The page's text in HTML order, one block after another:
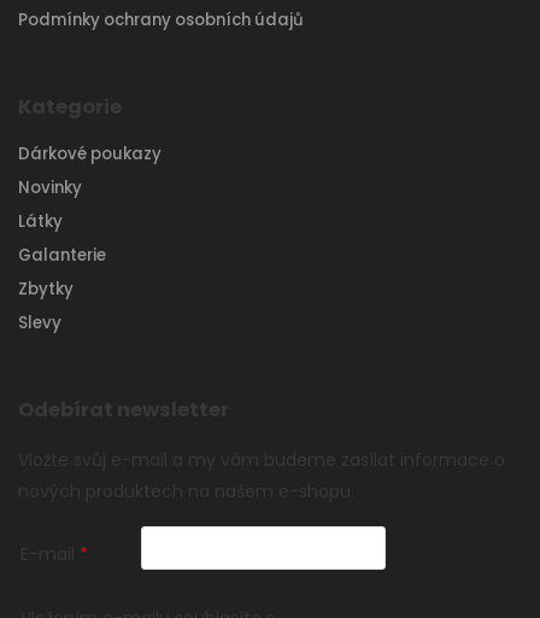
Podmínky ochrany osobních údajů
Kategorie
Dárkové poukazy
Novinky
Látky
Galanterie
Zbytky
Slevy
Odebírat newsletter
Vložte svůj e-mail a my vám budeme zasílat informace o
nových produktech na našem e-shopu.
E-mail